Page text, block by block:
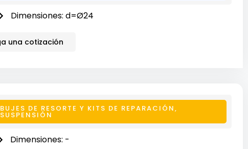
Dimensiones: d=Ø24
una cotización
BUJES DE RESORTE Y KITS DE REPARACIÓN,
SUSPENSIÓN
Dimensiones: -